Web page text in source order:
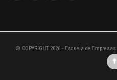
© COPYRIGHT 2026 - Escuela de